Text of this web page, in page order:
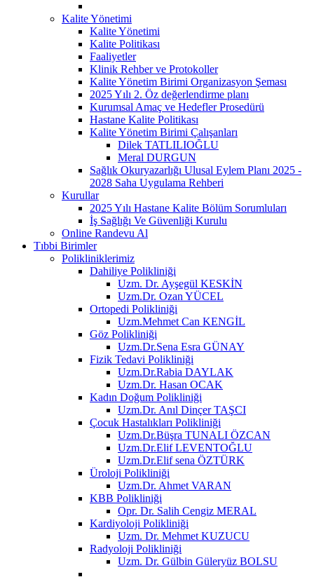
Kalite Yönetimi
Kalite Yönetimi
Kalite Politikası
Faaliyetler
Klinik Rehber ve Protokoller
Kalite Yönetim Birimi Organizasyon Şeması
2025 Yılı 2. Öz değerlendirme planı
Kurumsal Amaç ve Hedefler Prosedürü
Hastane Kalite Politikası
Kalite Yönetim Birimi Çalışanları
Dilek TATLILIOĞLU
Meral DURGUN
Sağlık Okuryazarlığı Ulusal Eylem Planı 2025 -
2028 Saha Uygulama Rehberi
Kurullar
2025 Yılı Hastane Kalite Bölüm Sorumluları
İş Sağlığı Ve Güvenliği Kurulu
Online Randevu Al
Tıbbi Birimler
Polikliniklerimiz
Dahiliye Polikliniği
Uzm. Dr. Ayşegül KESKİN
Uzm.Dr. Ozan YÜCEL
Ortopedi Polikliniği
Uzm.Mehmet Can KENGİL
Göz Polikliniği
Uzm.Dr.Sena Esra GÜNAY
Fizik Tedavi Polikliniği
Uzm.Dr.Rabia DAYLAK
Uzm.Dr. Hasan OCAK
Kadın Doğum Polikliniği
Uzm.Dr. Anıl Dinçer TAŞCI
Çocuk Hastalıkları Polikliniği
Uzm.Dr.Büşra TUNALI ÖZCAN
Uzm.Dr.Elif LEVENTOĞLU
Uzm.Dr.Elif sena ÖZTÜRK
Üroloji Polikliniği
Uzm.Dr. Ahmet VARAN
KBB Polikliniği
Opr. Dr. Salih Cengiz MERAL
Kardiyoloji Polikliniği
Uzm. Dr. Mehmet KUZUCU
Radyoloji Polikliniği
Uzm. Dr. Gülbin Güleryüz BOLSU